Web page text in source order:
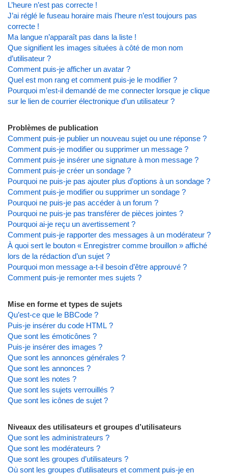
L’heure n’est pas correcte !
J’ai réglé le fuseau horaire mais l’heure n’est toujours pas
correcte !
Ma langue n’apparaît pas dans la liste !
Que signifient les images situées à côté de mon nom
d’utilisateur ?
Comment puis-je afficher un avatar ?
Quel est mon rang et comment puis-je le modifier ?
Pourquoi m’est-il demandé de me connecter lorsque je clique
sur le lien de courrier électronique d’un utilisateur ?
Problèmes de publication
Comment puis-je publier un nouveau sujet ou une réponse ?
Comment puis-je modifier ou supprimer un message ?
Comment puis-je insérer une signature à mon message ?
Comment puis-je créer un sondage ?
Pourquoi ne puis-je pas ajouter plus d’options à un sondage ?
Comment puis-je modifier ou supprimer un sondage ?
Pourquoi ne puis-je pas accéder à un forum ?
Pourquoi ne puis-je pas transférer de pièces jointes ?
Pourquoi ai-je reçu un avertissement ?
Comment puis-je rapporter des messages à un modérateur ?
À quoi sert le bouton « Enregistrer comme brouillon » affiché
lors de la rédaction d’un sujet ?
Pourquoi mon message a-t-il besoin d’être approuvé ?
Comment puis-je remonter mes sujets ?
Mise en forme et types de sujets
Qu’est-ce que le BBCode ?
Puis-je insérer du code HTML ?
Que sont les émoticônes ?
Puis-je insérer des images ?
Que sont les annonces générales ?
Que sont les annonces ?
Que sont les notes ?
Que sont les sujets verrouillés ?
Que sont les icônes de sujet ?
Niveaux des utilisateurs et groupes d’utilisateurs
Que sont les administrateurs ?
Que sont les modérateurs ?
Que sont les groupes d’utilisateurs ?
Où sont les groupes d’utilisateurs et comment puis-je en